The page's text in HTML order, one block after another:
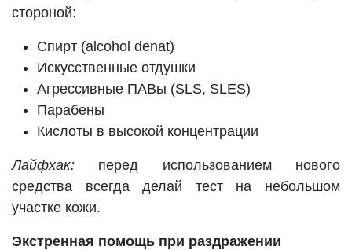
стороной:
Спирт (alcohol denat)
Искусственные отдушки
Агрессивные ПАВы (SLS, SLES)
Парабены
Кислоты в высокой концентрации
Лайфхак: перед использованием нового
средства всегда делай тест на небольшом
участке кожи.
Экстренная помощь при раздражении